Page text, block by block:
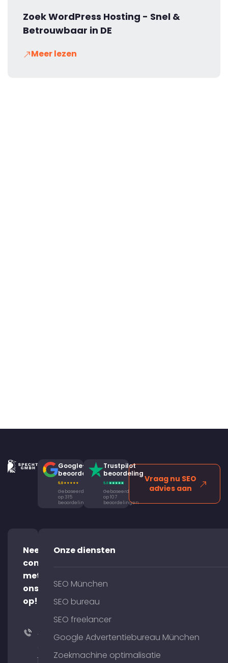
Zoek WordPress Hosting - Snel &
Betrouwbaar in DE
Meer lezen
Google-
beoordeling
Gebaseerd
op 315
beoordelingen
Trustpilot
beoordeling
Gebaseerd
op 107
beoordelingen
Vraag nu SEO
advies aan
Neem
contact
met
ons
op!
+49
176
Onze diensten
SEO München
SEO bureau
SEO freelancer
Google Advertentiebureau München
Zoekmachine optimalisatie